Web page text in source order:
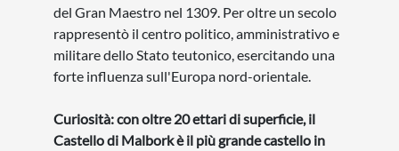
del Gran Maestro nel 1309. Per oltre un secolo
rappresentò il centro politico, amministrativo e
militare dello Stato teutonico, esercitando una
forte influenza sull'Europa nord-orientale.
Curiosità: con oltre 20 ettari di superficie, il
Castello di Malbork è il più grande castello in